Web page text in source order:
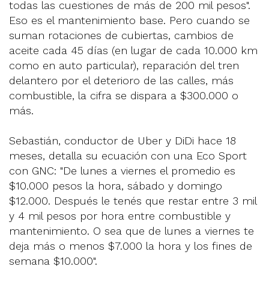
todas las cuestiones de más de 200 mil pesos".
Eso es el mantenimiento base. Pero cuando se
suman rotaciones de cubiertas, cambios de
aceite cada 45 días (en lugar de cada 10.000 km
como en auto particular), reparación del tren
delantero por el deterioro de las calles, más
combustible, la cifra se dispara a $300.000 o
más.
Sebastián, conductor de Uber y DiDi hace 18
meses, detalla su ecuación con una Eco Sport
con GNC: "De lunes a viernes el promedio es
$10.000 pesos la hora, sábado y domingo
$12.000. Después le tenés que restar entre 3 mil
y 4 mil pesos por hora entre combustible y
mantenimiento. O sea que de lunes a viernes te
deja más o menos $7.000 la hora y los fines de
semana $10.000".